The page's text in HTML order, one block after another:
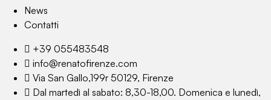
News
Contatti
+39 055483548
info@renatofirenze.com
Via San Gallo,199r 50129, Firenze
Dal martedì al sabato: 8,30-18,00. Domenica e lunedì,